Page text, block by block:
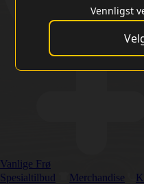
Vanlige Frø
Spesialtilbud
Merchandise
Vennligst